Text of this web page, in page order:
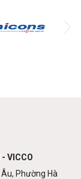
VICCO
Phường Hà